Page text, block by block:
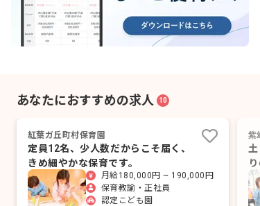
あなたにおすすめの求人 10
紅葉ガ丘町村保育園
定員12名、少人数だからこそ届く、
きめ細やかな保育です。
月給180,000円 ~ 190,000円
保育教諭・正社員
認定こども園
紫